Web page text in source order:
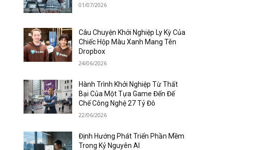
01/07/2026
Câu Chuyện Khởi Nghiệp Ly Kỳ Của
Chiếc Hộp Màu Xanh Mang Tên
Dropbox
24/06/2026
Hành Trình Khởi Nghiệp Từ Thất
Bại Của Một Tựa Game Đến Đế
Chế Công Nghệ 27 Tỷ Đô
22/06/2026
Định Hướng Phát Triển Phần Mềm
Trong Kỷ Nguyên AI